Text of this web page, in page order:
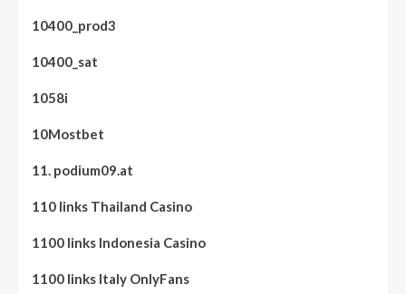
10400_prod3
10400_sat
1058i
10Mostbet
11. podium09.at
110 links Thailand Casino
1100 links Indonesia Casino
1100 links Italy OnlyFans